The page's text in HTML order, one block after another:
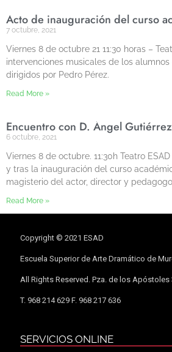
Acto de inauguración del curso
7 octubre, 2021
Viernes 8 de octubre 21 11:30 horas –
intervenciones musicales de los alumnos
dirigidos por Pedro Pérez.
Read More »
Encuentro con D. Ángel Gutiérrez
6 octubre, 2021
Viernes 8 de octubre. 11:30h Teatro
y tras la inauguración del curso
magisterio del actor, director y pedagogo
Read More »
Copyright © 2021 ESAD
Escuela Superior de Arte Dramático de
All Rights Reserved. Pza. de los Apóstoles
T. 968 214 629 F. 968 217 636
SERVICIOS ONLINE